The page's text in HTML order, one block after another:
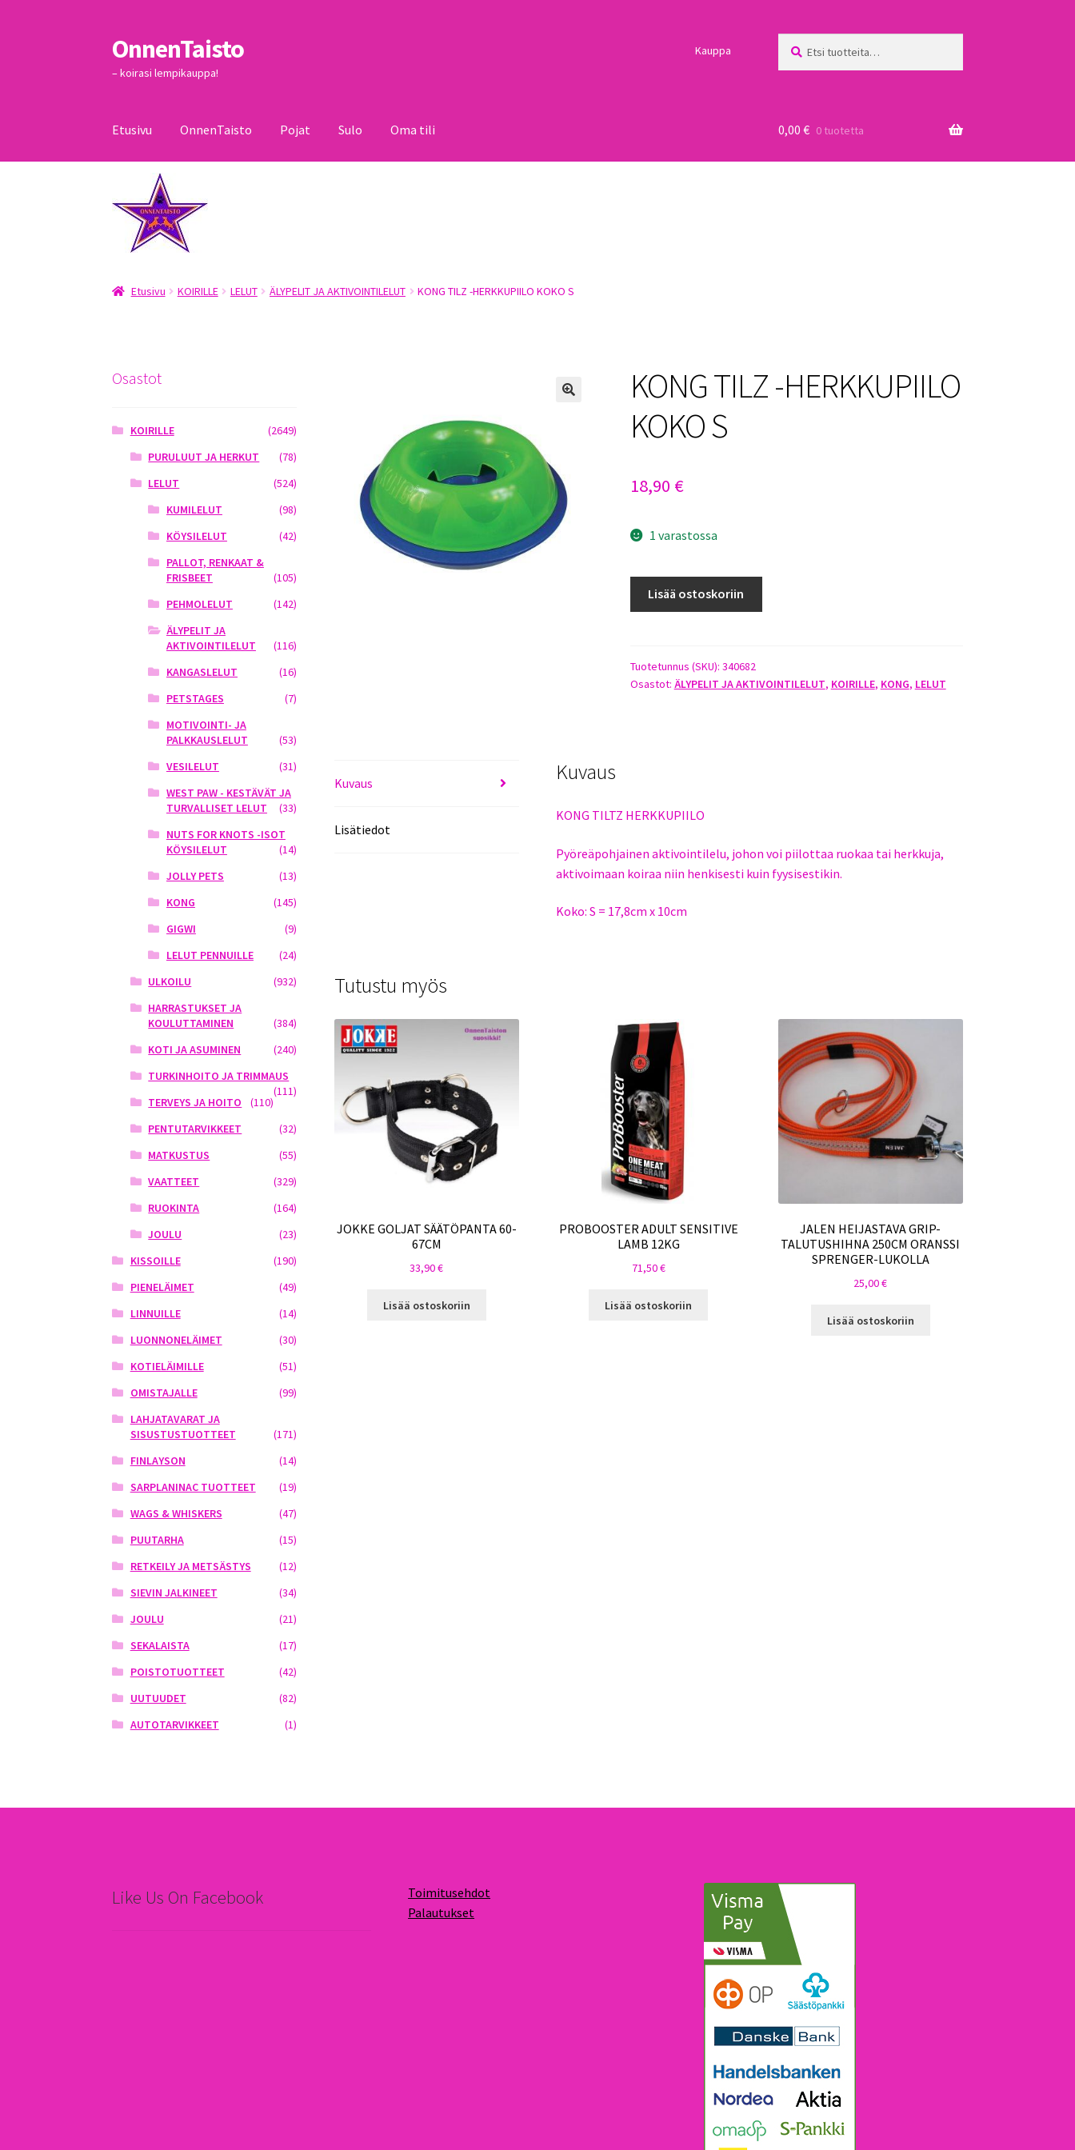
Siirry
navigointiin
Siirry
sisältöön
OnnenTaisto
– koirasi lempikauppa!
Kauppa
Etusivu OnnenTaisto Pojat Sulo Oma tili
Kassa
0,00 € 0 tuotetta
Etusivu KOIRILLE LELUT ÄLYPELIT JA AKTIVOINTILELUT KONG TILZ -HERKKUPIILO KOKO S
KONG TILZ -HERKKUPIILO
KOKO S
18,90 €
1 varastossa
KOKO
S
Lisää ostoskoriin
Tuotetunnus (SKU): 340682
Osastot: ÄLYPELIT JA AKTIVOINTILELUT, KOIRILLE, KONG, LELUT
Kuvaus
Lisätiedot
Kuvaus
KONG TILTZ HERKKUPIILO
Pyöreäpohjainen aktivointilelu, johon voi piilottaa ruokaa tai herkkuja,
aktivoimaan koiraa niin henkisesti kuin fyysisestikin.
Koko: S = 17,8cm x 10cm
Tutustu myös
JOKKE GOLJAT SÄÄTÖPANTA 60-
67CM
33,90€
Lisää ostoskoriin
PROBOOSTER ADULT SENSITIVE
LAMB 12KG
71,50€
Lisää ostoskoriin
JALEN HEIJASTAVA GRIP-
TALUTUSHIHNA 250CM ORANSSI
SPRENGER-LUKOLLA
25,00€
Lisää ostoskoriin
Osastot
KOIRILLE
(2649)
PURULUUT JA HERKUT
(78)
LELUT
(524)
KUMILELUT
(98)
KÖYSILELUT
(42)
PALLOT, RENKAAT &
FRISBEET
(105)
PEHMOLELUT
(142)
ÄLYPELIT JA
AKTIVOINTILELUT
(116)
KANGASLELUT
(16)
PETSTAGES
(7)
MOTIVOINTI- JA
PALKKAUSLELUT
(53)
VESILELUT
(31)
WEST PAW - KESTÄVÄT JA
TURVALLISET LELUT
(33)
NUTS FOR KNOTS -ISOT
KÖYSILELUT
(14)
JOLLY PETS
(13)
KONG
(145)
GIGWI
(9)
LELUT PENNUILLE
(24)
ULKOILU
(932)
HARRASTUKSET JA
KOULUTTAMINEN
(384)
KOTI JA ASUMINEN
(240)
TURKINHOITO JA TRIMMAUS
(111)
TERVEYS JA HOITO
(110)
PENTUTARVIKKEET
(32)
MATKUSTUS
(55)
VAATTEET
(329)
RUOKINTA
(164)
JOULU
(23)
KISSOILLE
(190)
PIENELÄIMET
(49)
LINNUILLE
(14)
LUONNONELÄIMET
(30)
KOTIELÄIMILLE
(51)
OMISTAJALLE
(99)
LAHJATAVARAT JA
SISUSTUSTUOTTEET
(171)
FINLAYSON
(14)
SARPLANINAC TUOTTEET
(19)
WAGS & WHISKERS
(47)
PUUTARHA
(15)
RETKEILY JA METSÄSTYS
(12)
SIEVIN JALKINEET
(34)
JOULU
(21)
SEKALAISTA
(17)
POISTOTUOTTEET
(42)
UUTUUDET
(82)
AUTOTARVIKKEET
(1)
Like Us On Facebook
Toimitusehdot
Palautukset